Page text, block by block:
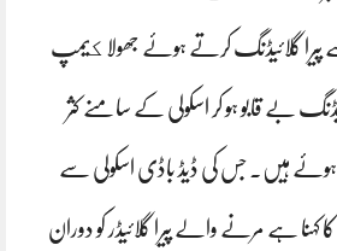
پیرا گلائیڈنگ کرتے ہوئے جھولا كیمپ
بے قابو ہو کر اسکولی کے سامنے کثر
ہوئے ہیں۔ جس کی ڈیڈ باڈی اسکولی سے
کہنا ہے مرنے والے پیرا گلائیڈر کو دوران